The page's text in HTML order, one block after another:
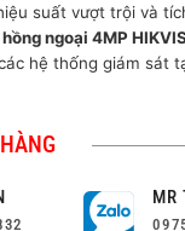
suất vượt trội và
ngoại 4MP
hệ thống giám sát
MR